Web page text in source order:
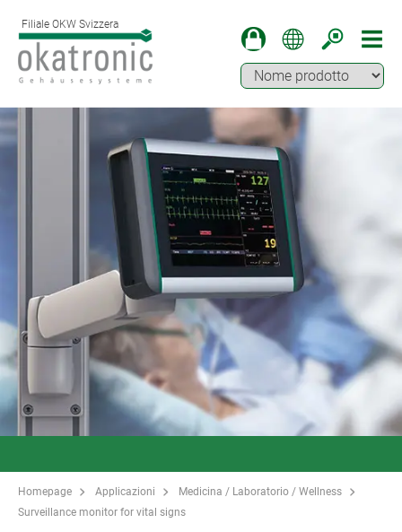
Filiale OKW Svizzera
Homepage Applicazioni
Medicina / Laboratorio / Wellness
Surveillance monitor for vital signs